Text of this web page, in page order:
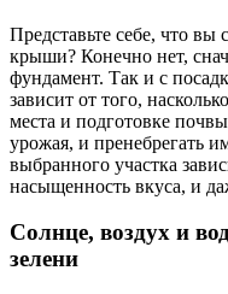
Представьте себе, что
крыши? Конечно нет,
фундамент. Так и с
зависит от того,
места и подготовке
урожая, и пренебрегать
выбранного участка
насыщенность вкуса, и
Солнце, воздух и
зелени